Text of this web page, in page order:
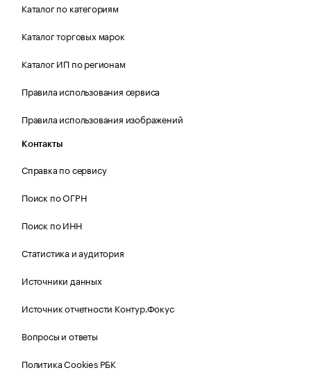
Каталог по категориям
Каталог торговых марок
Каталог ИП по регионам
Правила использования сервиса
Правила использования изображений
Контакты
Справка по сервису
Поиск по ОГРН
Поиск по ИНН
Статистика и аудитория
Источники данных
Источник отчетности Контур.Фокус
Вопросы и ответы
Политика Cookies РБК